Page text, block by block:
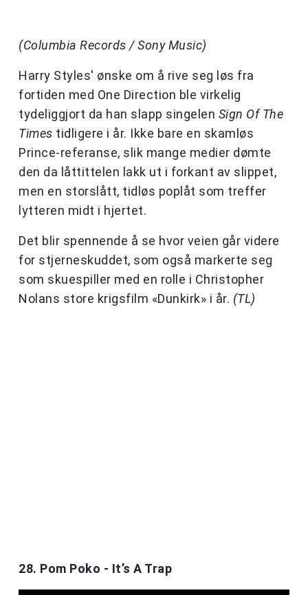
(Columbia Records / Sony Music)
Harry Styles' ønske om å rive seg løs fra
fortiden med One Direction ble virkelig
tydeliggjort da han slapp singelen Sign Of The
Times tidligere i år. Ikke bare en skamløs
Prince-referanse, slik mange medier dømte
den da låttittelen lakk ut i forkant av slippet,
men en storslått, tidløs poplåt som treffer
lytteren midt i hjertet.
Det blir spennende å se hvor veien går videre
for stjerneskuddet, som også markerte seg
som skuespiller med en rolle i Christopher
Nolans store krigsfilm «Dunkirk» i år. (TL)
28. Pom Poko - It’s A Trap